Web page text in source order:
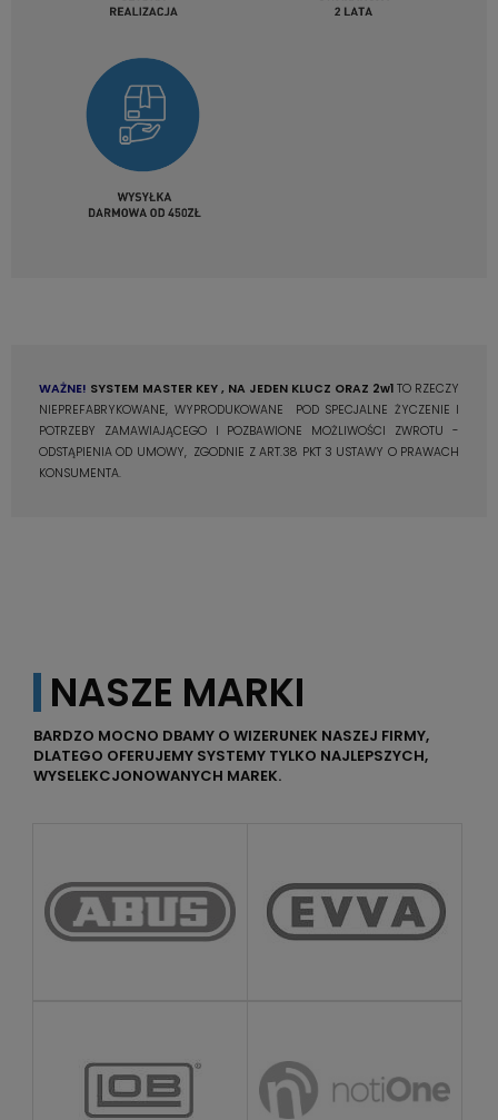
WAŻNE! SYSTEM MASTER KEY , NA JEDEN KLUCZ ORAZ 2w1 TO RZECZY
NIEPREFABRYKOWANE, WYPRODUKOWANE POD SPECJALNE ŻYCZENIE I
POTRZEBY ZAMAWIAJĄCEGO I POZBAWIONE MOŻLIWOŚCI ZWROTU -
ODSTĄPIENIA OD UMOWY, ZGODNIE Z ART.38 PKT 3 USTAWY O PRAWACH
KONSUMENTA.
NASZE MARKI
BARDZO MOCNO DBAMY O WIZERUNEK NASZEJ FIRMY,
DLATEGO OFERUJEMY SYSTEMY TYLKO NAJLEPSZYCH,
WYSELEKCJONOWANYCH MAREK.